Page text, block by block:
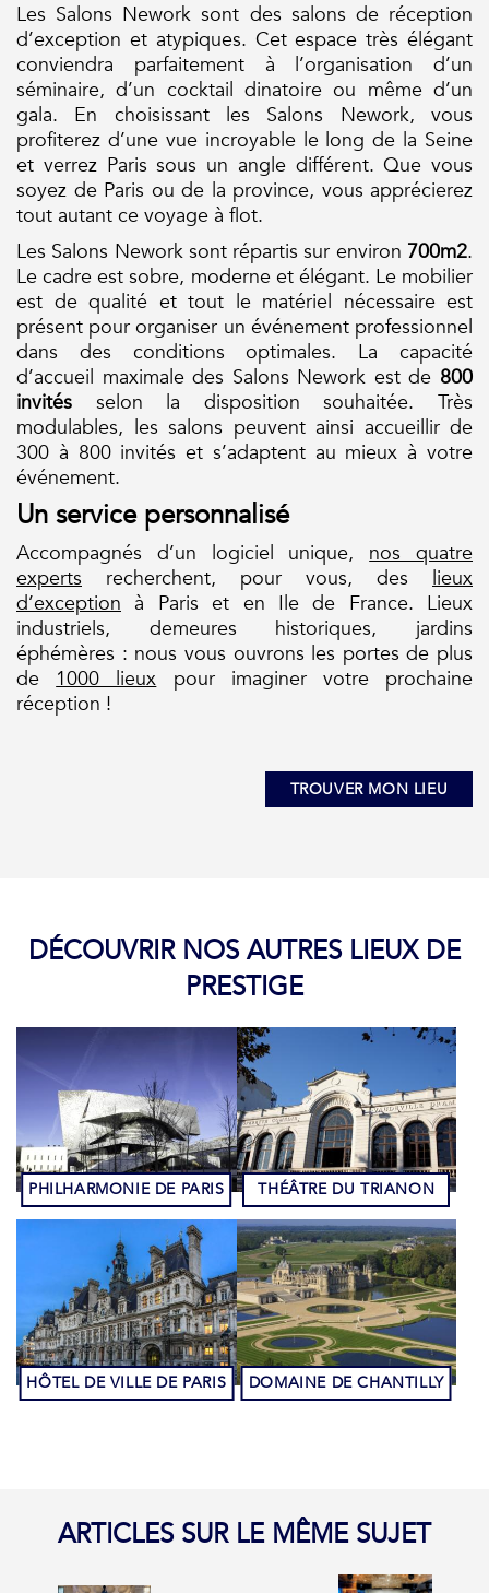
Les Salons Nework sont des salons de réception
d’exception et atypiques. Cet espace très élégant
conviendra parfaitement à l’organisation d’un
séminaire, d’un cocktail dinatoire ou même d’un
gala. En choisissant les Salons Nework, vous
profiterez d’une vue incroyable le long de la Seine
et verrez Paris sous un angle différent. Que vous
soyez de Paris ou de la province, vous apprécierez
tout autant ce voyage à flot.
Les Salons Nework sont répartis sur environ 700m2.
Le cadre est sobre, moderne et élégant. Le mobilier
est de qualité et tout le matériel nécessaire est
présent pour organiser un événement professionnel
dans des conditions optimales. La capacité
d’accueil maximale des Salons Nework est de 800
invités selon la disposition souhaitée. Très
modulables, les salons peuvent ainsi accueillir de
300 à 800 invités et s’adaptent au mieux à votre
événement.
Un service personnalisé
Accompagnés d’un logiciel unique,nos quatre
experts recherchent, pour vous, des lieux
d’exception à Paris et en Ile de France. Lieux
industriels, demeures historiques, jardins
éphémères : nous vous ouvrons les portes de plus
de1000 lieuxpour imaginer votre prochaine
réception !
TROUVER MON LIEU
DÉCOUVRIR NOS AUTRES LIEUX DE
PRESTIGE
PHILHARMONIE DE PARIS THÉÂTRE DU TRIANON
HÔTEL DE VILLE DE PARIS DOMAINE DE CHANTILLY
ARTICLES SUR LE MÊME SUJET